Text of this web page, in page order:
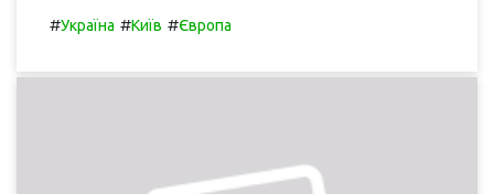
#Україна #Київ #Європа